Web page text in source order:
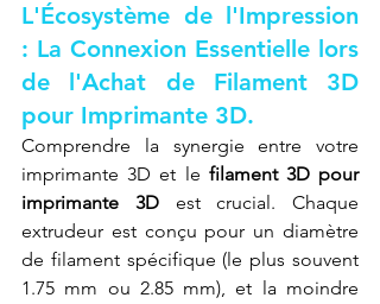
L'Écosystème de l'Impression
: La Connexion Essentielle lors
de l'Achat de Filament 3D
pour Imprimante 3D.
Comprendre la synergie entre votre
imprimante 3D et le filament 3D pour
imprimante 3D est crucial. Chaque
extrudeur est conçu pour un diamètre
de filament spécifique (le plus souvent
1.75 mm ou 2.85 mm), et la moindre